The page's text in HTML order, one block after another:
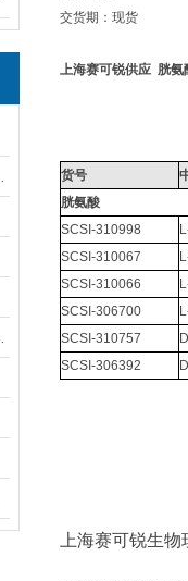
交货期：现货
上海赛可锐供应 胱氨
货号
胱氨酸
SCSI-310998
SCSI-310067
SCSI-310066
SCSI-306700
SCSI-310757
SCSI-306392
上海赛可锐生物